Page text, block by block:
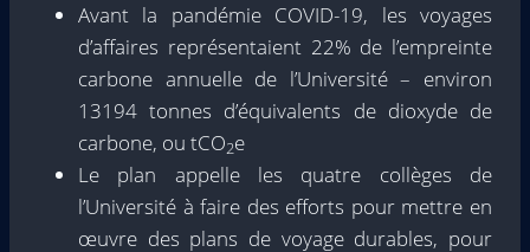
Avant la pandémie COVID-19, les voyages
d’affaires représentaient 22% de l’empreinte
carbone annuelle de l’Université – environ
13194 tonnes d’équivalents de dioxyde de
carbone, ou tCO2e
Le plan appelle les quatre collèges de
l’Université à faire des efforts pour mettre en
œuvre des plans de voyage durables, pour